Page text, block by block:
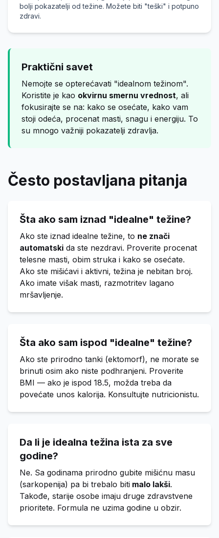
bolji pokazatelji od težine. Možete biti "teški" i potpuno
zdravi.
Praktični savet
Nemojte se opterećavati "idealnom težinom".
Koristite je kao okvirnu smernu vrednost, ali
fokusirajte se na: kako se osećate, kako vam
stoji odeća, procenat masti, snagu i energiju. To
su mnogo važniji pokazatelji zdravlja.
Često postavljana pitanja
Šta ako sam iznad "idealne" težine?
Ako ste iznad idealne težine, to ne znači
automatski da ste nezdravi. Proverite procenat
telesne masti, obim struka i kako se osećate.
Ako ste mišićavi i aktivni, težina je nebitan broj.
Ako imate višak masti, razmotritev lagano
mršavljenje.
Šta ako sam ispod "idealne" težine?
Ako ste prirodno tanki (ektomorf), ne morate se
brinuti osim ako niste podhranjeni. Proverite
BMI — ako je ispod 18.5, možda treba da
povećate unos kalorija. Konsultujte nutricionistu.
Da li je idealna težina ista za sve
godine?
Ne. Sa godinama prirodno gubite mišićnu masu
(sarkopenija) pa bi trebalo biti malo lakši.
Takođe, starije osobe imaju druge zdravstvene
prioritete. Formula ne uzima godine u obzir.